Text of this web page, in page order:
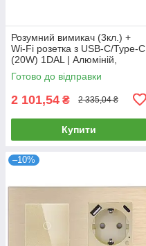
Розумний вимикач (3кл.) +
Wi-Fi розетка з USB-C/Type-C
(20W) 1DAL | Алюміній,
Золото (A157-GSW3G.WF-
STUTC.WF.GD)
Готово до відправки
2 101,54 ₴ 2 335,04 ₴
Купити
–10%